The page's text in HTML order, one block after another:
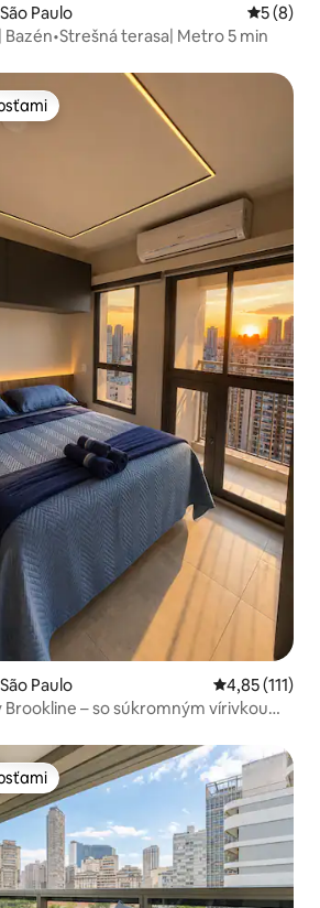
Paulo
5 (8)
terasa| Metro 5 min
Paulo Priemerné
4,85 (111)
– so súkromným vírivkou